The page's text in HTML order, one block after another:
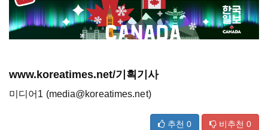
www.koreatimes.net/기획기사
미디어1 (media@koreatimes.net)
추천 0 비추천 0